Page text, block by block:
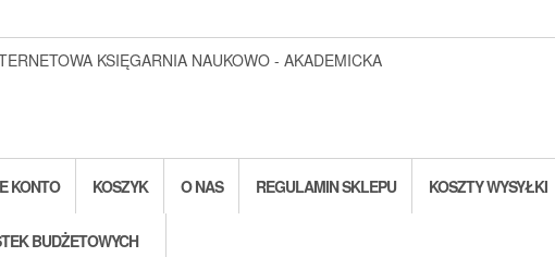
KSIĘGARNIA NAUKOWO - AKADEMICKA
KONTO KOSZYK O NAS REGULAMIN SKLEPU KOSZTY WYSYŁKI
BUDŻETOWYCH